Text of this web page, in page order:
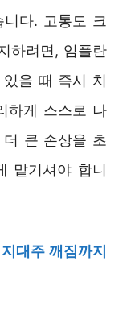
다. 고통도 크
하려면, 임플란
을 때 즉시 치
하게 스스로 나
큰 손상을 초
맡기셔야 합니
대주 깨짐까지